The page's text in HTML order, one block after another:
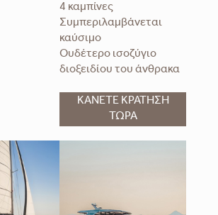
4 καμπίνες
Συμπεριλαμβάνεται
καύσιμο
Ουδέτερο ισοζύγιο
διοξειδίου του άνθρακα
ΚΑΝΕΤΕ ΚΡΑΤΗΣΗ
ΤΩΡΑ